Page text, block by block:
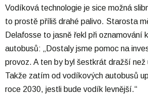
Vodíková technologie je sice možná
to prostě příliš drahé palivo. Starosta
Delafosse to jasně řekl při oznamování
autobusů: „Dostaly jsme pomoc na
provoz. A ten by byl šestkrát dražší než
Takže zatím od vodíkových autobusů
roce 2030, jestli bude vodík levnější.“